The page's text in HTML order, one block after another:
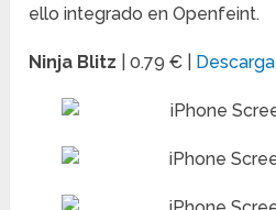
ello integrado en Openfeint.
Ninja Blitz | 0.79 € | Descarga